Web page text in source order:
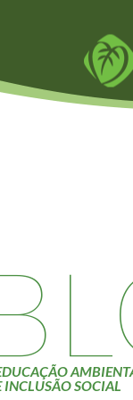
Liquens
INCLUSÃO SOCIAL